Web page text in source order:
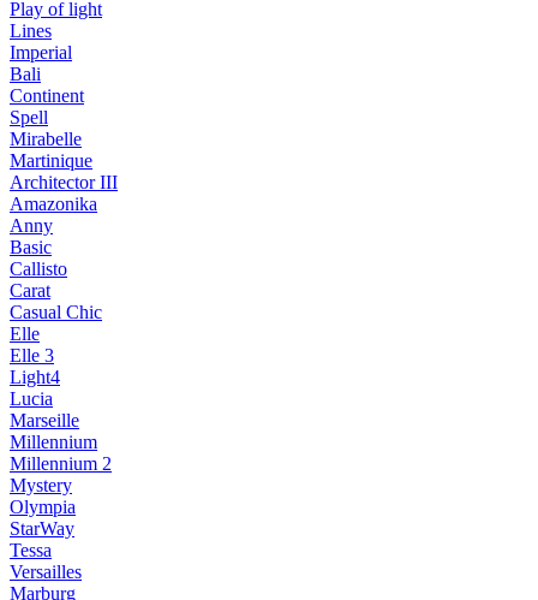
Play of light
Lines
Imperial
Bali
Continent
Spell
Mirabelle
Martinique
Architector III
Amazonika
Anny
Basic
Callisto
Carat
Casual Chic
Elle
Elle 3
Light4
Lucia
Marseille
Millennium
Millennium 2
Mystery
Olympia
StarWay
Tessa
Versailles
Marburg